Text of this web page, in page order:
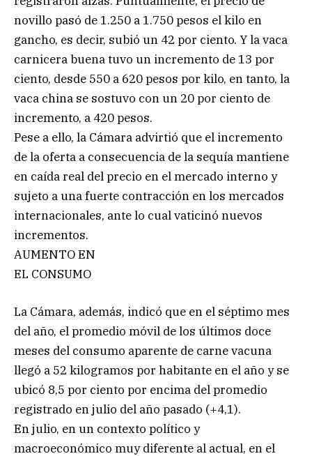
novillo pasó de 1.250 a 1.750 pesos el kilo en
gancho, es decir, subió un 42 por ciento. Y la vaca
carnicera buena tuvo un incremento de 13 por
ciento, desde 550 a 620 pesos por kilo, en tanto, la
vaca china se sostuvo con un 20 por ciento de
incremento, a 420 pesos.
Pese a ello, la Cámara advirtió que el incremento
de la oferta a consecuencia de la sequía mantiene
en caída real del precio en el mercado interno y
sujeto a una fuerte contracción en los mercados
internacionales, ante lo cual vaticinó nuevos
incrementos.
AUMENTO EN
EL CONSUMO
La Cámara, además, indicó que en el séptimo mes
del año, el promedio móvil de los últimos doce
meses del consumo aparente de carne vacuna
llegó a 52 kilogramos por habitante en el año y se
ubicó 8,5 por ciento por encima del promedio
registrado en julio del año pasado (+4,1).
En julio, en un contexto político y
macroeconómico muy diferente al actual, en el